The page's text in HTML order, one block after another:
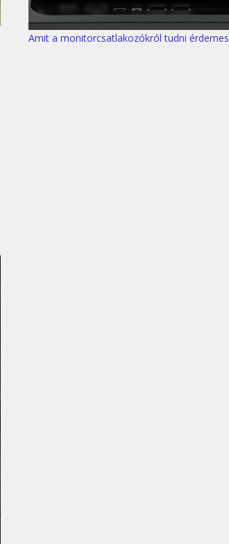
Amit a monitorcsatlakozókról tudni érdemes